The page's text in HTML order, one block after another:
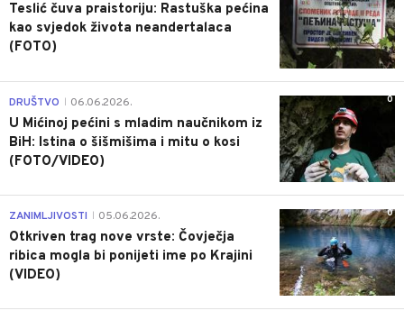
Teslić čuva praistoriju: Rastuška pećina
kao svjedok života neandertalaca
(FOTO)
0
DRUŠTVO 06.06.2026.
U Mićinoj pećini s mladim naučnikom iz
BiH: Istina o šišmišima i mitu o kosi
(FOTO/VIDEO)
0
ZANIMLJIVOSTI 05.06.2026.
Otkriven trag nove vrste: Čovječja
ribica mogla bi ponijeti ime po Krajini
(VIDEO)